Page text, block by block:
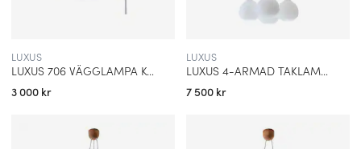
LUXUS
LUXUS 706 VÄGGLAMPA KORT ARM EK
3 000 kr
LUXUS
LUXUS 4-ARMAD TAKLAMPA TEAK
7 500 kr